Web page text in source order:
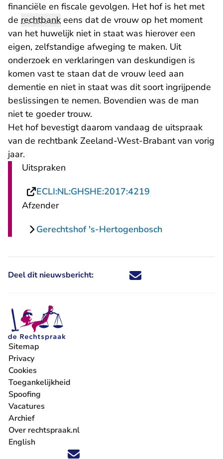
financiële en fiscale gevolgen. Het hof is het met
de rechtbank eens dat de vrouw op het moment
van het huwelijk niet in staat was hierover een
eigen, zelfstandige afweging te maken. Uit
onderzoek en verklaringen van deskundigen is
komen vast te staan dat de vrouw leed aan
dementie en niet in staat was dit soort ingrijpende
beslissingen te nemen. Bovendien was de man
niet te goeder trouw.
Het hof bevestigt daarom vandaag de uitspraak
van de rechtbank Zeeland-West-Brabant van vorig
jaar- U verlaat Rechtspraak.nl
.
Uitspraken
ECLI:NL:GHSHE:2017:4219
Afzender
Gerechtshof 's-Hertogenbosch
Deel dit nieuwsbericht: Deel dit nieuwsbericht via X -
Deel dit nieuwsbericht via
Deel dit nieuwsbericht
Deel dit
Volg ons op X (Twitter) - U verlaat Rechtspraak.nl
Volg ons op Facebook - U verlaat Rechtspraak.nl
Volg ons op Instagram - U verlaat Rechtspraak.nl
Volg ons op Youtube - U verlaat Rechtspraak.nl
Volg ons op LinkedIn - U verlaat
'Blijf op de hoogte' nieuwsbrief - U verlaat
Sitemap
Privacy
Cookies
Toegankelijkheid
Spoofing
Vacatures
- U verlaat Rechtspraak.nl
Archief
Over rechtspraak.nl
English